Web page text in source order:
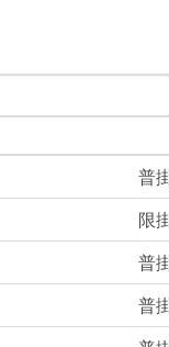
普
限
普
普